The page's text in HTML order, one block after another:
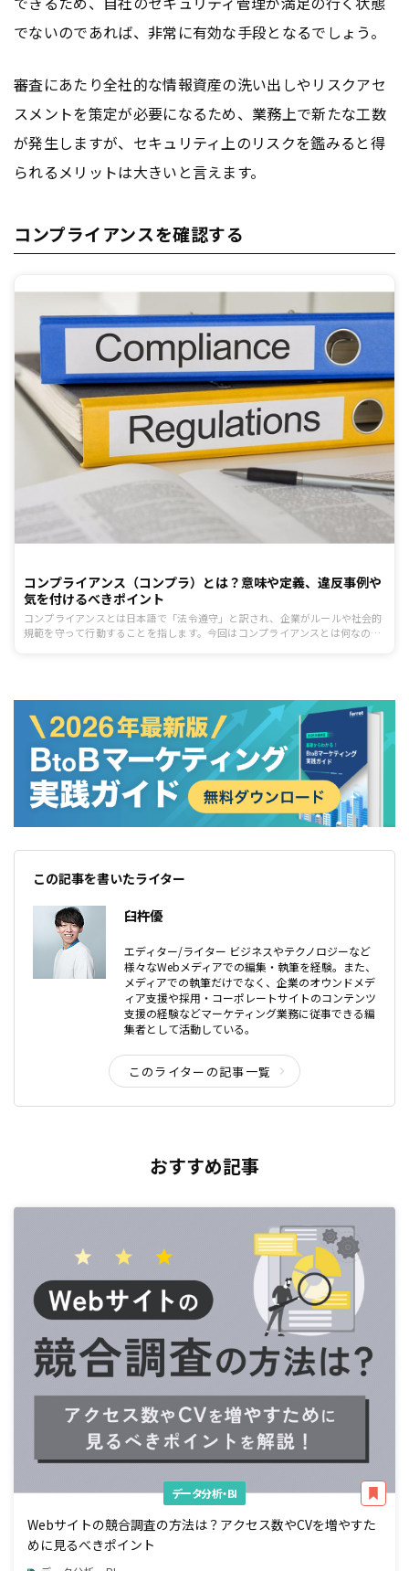
でないのであれば、非常に有効な手段となるでしょう。
審査にあたり全社的な情報資産の洗い出しやリスクアセ
スメントを策定が必要になるため、業務上で新たな工数
が発生しますが、セキュリティ上のリスクを鑑みると得
られるメリットは大きいと言えます。
コンプライアンスを確認する
コンプライアンス（コンプラ）とは？意味や定義、違反事例や
気を付けるべきポイント
コンプライアンスとは日本語で「法令遵守」と訳され、企業がルールや社会的
規範を守って行動することを指します。今回はコンプライアンスとは何なの
この記事を書いたライター
臼杵優
エディター/ライター ビジネスやテクノロジーなど
様々なWebメディアでの編集・執筆を経験。また、
メディアでの執筆だけでなく、企業のオウンドメデ
ィア支援や採用・コーポレートサイトのコンテンツ
支援の経験などマーケティング業務に従事できる編
集者として活動している。
このライターの記事一覧
おすすめ記事
データ分析・BI
Webサイトの競合調査の方法は？アクセス数やCVを増やすた
めに見るべきポイント